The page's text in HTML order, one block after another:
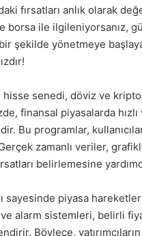
fırsatları anlık olarak
borsa ile ilgileniyorsanız,
bir şekilde yönetmeye
hisse senedi, döviz ve
finansal piyasalarda
Bu programlar,
zamanlı veriler,
belirlemesine
sayesinde piyasa
alarm sistemleri, belirli
Böylece,